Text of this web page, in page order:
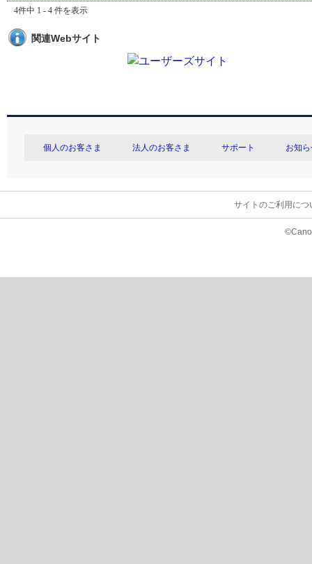
4件中 1 - 4 件を表示
関連Webサイト
個人のお客さま 法人のお客さま サポート お知
サイトのご利用につ